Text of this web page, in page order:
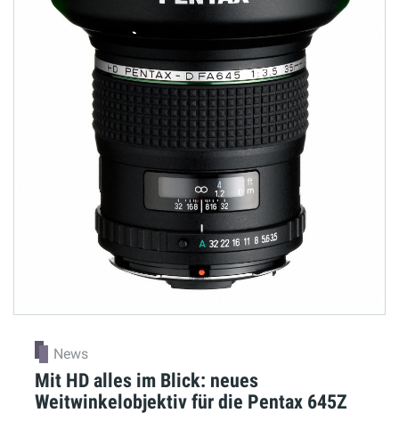
News
Mit HD alles im Blick: neues
Weitwinkelobjektiv für die Pentax 645Z